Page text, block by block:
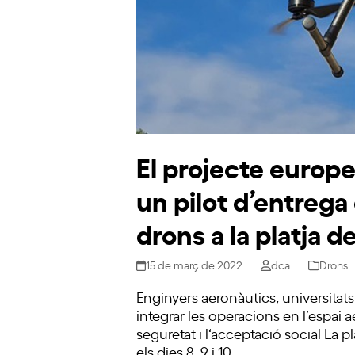
El projecte
un pilot
drons a la platja
15 de març de 2022 dca Drons
Enginyers aeronàutics,
integrar les operacions en l’espai
seguretat i l‘acceptació social La